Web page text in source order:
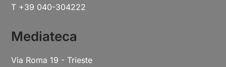
T +39 040-304222
Mediateca
Via Roma 19 - Trieste